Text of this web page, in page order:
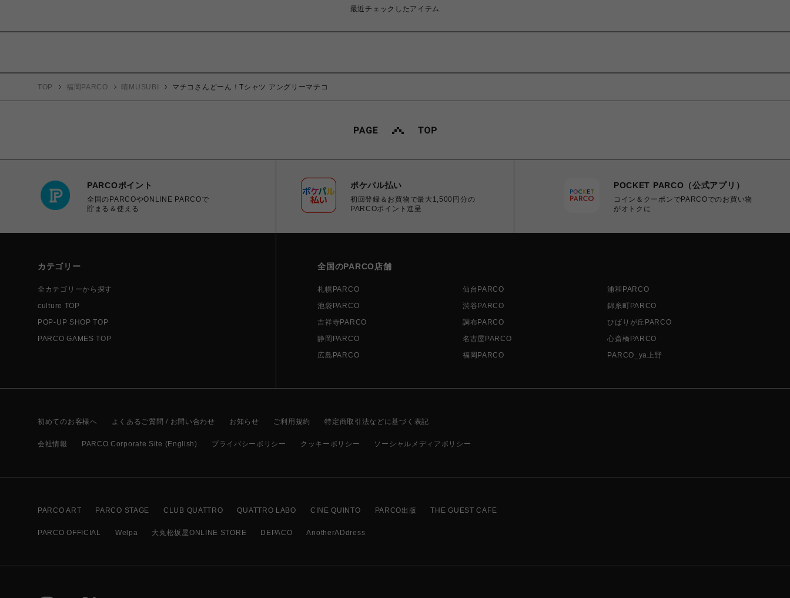
最近チェックしたアイテム
TOP 福岡PARCO 晴MUSUBI マチコさんどーん！Tシャツ アングリーマチコ
PARCOポイント
全国のPARCOやONLINE PARCOで
貯まる＆使える
ポケパル払い
初回登録＆お買物で最大1,500円分の
PARCOポイント進呈
POCKET PARCO（公式アプリ）
コイン＆クーポンでPARCOでのお買い物
がオトクに
カテゴリー
全カテゴリーから探す
culture TOP
POP-UP SHOP TOP
PARCO GAMES TOP
全国のPARCO店舗
札幌PARCO 仙台PARCO
浦和PARCO
池袋PARCO
渋谷PARCO
錦糸町PARCO
吉祥寺PARCO
調布PARCO
ひばりが丘PARCO
静岡PARCO
名古屋PARCO
心斎橋PARCO
広島PARCO
福岡PARCO PARCO_ya上野
初めてのお客様へ よくあるご質問 / お問い合わせ お知らせ ご利用規約 特定商取引法などに基づく表記
会社情報 PARCO Corporate Site (English) プライバシーポリシー クッキーポリシー ソーシャルメディアポリシー
PARCO ART PARCO STAGE CLUB QUATTRO QUATTRO LABO CINE QUINTO PARCO出版 THE GUEST CAFE
PARCO OFFICIAL Welpa 大丸松坂屋ONLINE STORE DEPACO AnotherADdress